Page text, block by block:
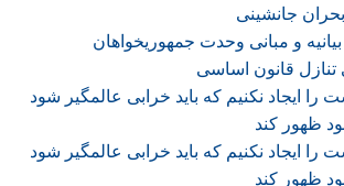
جانشینی
و مبانی وحدت جمهوریخواهان
تنازل قانون اساسی
را ایجاد نکنیم که باید خرابی عالمگیر شود
ظهور کند
را ایجاد نکنیم که باید خرابی عالمگیر شود
ظهور کند